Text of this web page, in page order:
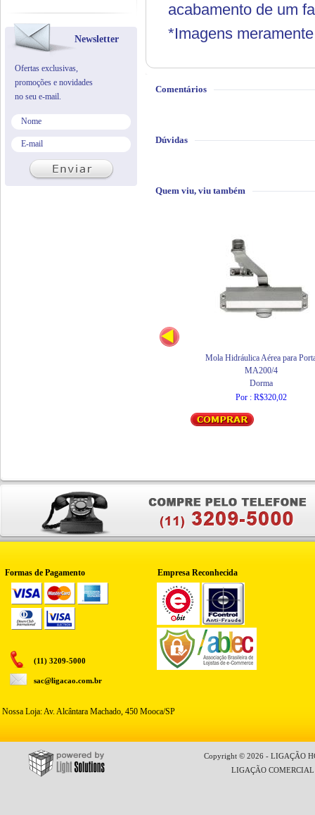
acabamento de um
*Imagens
Comentários
Dúvidas
Quem viu, viu também
Mola Hidráulica Aérea para
MA200/4
Dorma
Por : R$320,02
Newsletter
Ofertas exclusivas,
promoções e novidades
no seu e-mail.
Formas de Pagamento Empresa Reconhecida
(11) 3209-5000
sac@ligacao.com.br
Nossa Loja: Av. Alcântara Machado, 450 Mooca/SP
Copyright © 2026 - LIGAÇÃO
LIGAÇÃO